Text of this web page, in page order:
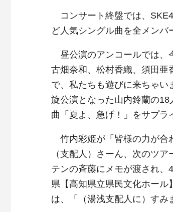
コンサート終盤では、
ど人気シングル曲を全メンバ
昼公演のアンコールでは、
古畑奈和、松村香織、須田亜
で、私たちも遊びに来ちゃ
旋公演となった山内鈴蘭の
曲「夏よ、急げ！」をサプラ
竹内彩姫が「皆様の力が合
（支配人）さーん、次のツ
テンの斉藤にメモが渡され
県【高知県立県民文化ホー
は、「（湯浅支配人に）すみ